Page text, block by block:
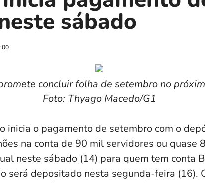
sábado
concluir folha de setembro no
Foto: Thyago Macedo/G1
inicia o pagamento de setembro com o
na conta de 90 mil servidores ou quase
neste sábado (14) para quem tem conta
será depositado nesta segunda-feira (16).